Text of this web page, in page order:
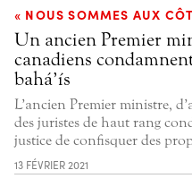
« NOUS SOMMES AUX
Un ancien Premier
canadiens
bahá’ís
L’ancien Premier ministre,
des juristes de haut rang
justice de confisquer des
13 FÉVRIER 2021